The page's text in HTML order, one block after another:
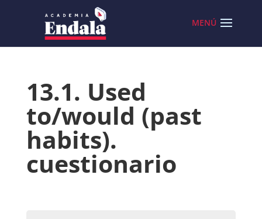
13.1. Used
to/would (past
habits).
cuestionario